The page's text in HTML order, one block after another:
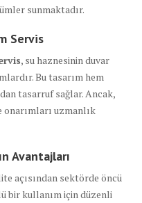
sunmaktadır.
Servis
, su haznesinin duvar
Bu tasarım hem
tasarruf sağlar. Ancak,
onarımları uzmanlık
Avantajları
açısından sektörde öncü
bir kullanım için düzenli